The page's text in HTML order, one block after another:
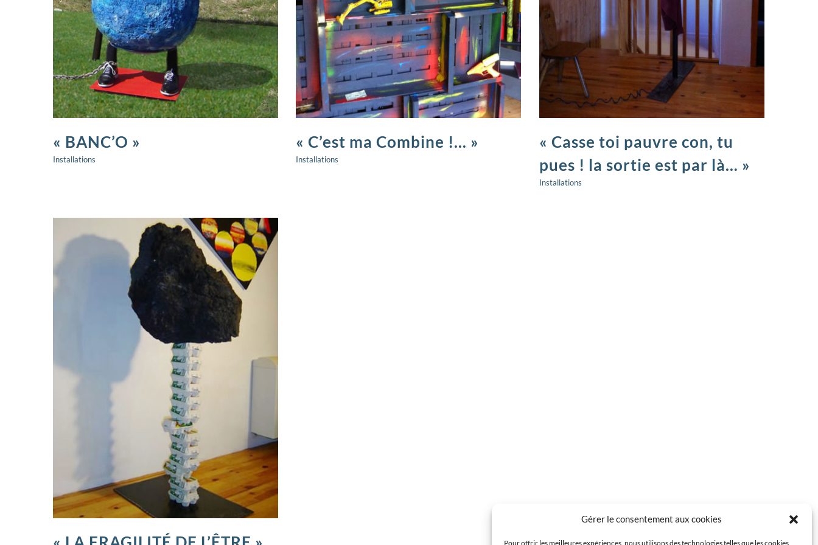
Gérer le consentement aux cookies
Pour offrir les meilleures expériences, nous utilisons des technologies telles que les cookies
« BANC’O »
Installations
« C’est ma Combine !… »
Installations
Installations
« Casse toi pauvre con, tu
pues ! la sortie est par là… »
Installations